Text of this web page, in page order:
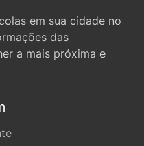
em sua cidade no
das
a mais próxima e